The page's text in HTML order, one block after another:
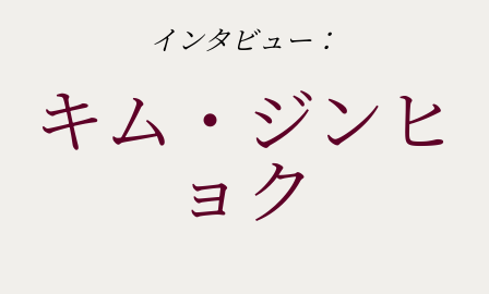
インタビュー：
キム・ジンヒ
ョク